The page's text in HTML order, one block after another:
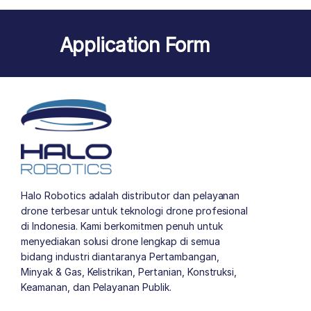
Application Form
Halo Robotics adalah distributor dan pelayanan
drone terbesar untuk teknologi drone profesional
di Indonesia. Kami berkomitmen penuh untuk
menyediakan solusi drone lengkap di semua
bidang industri diantaranya Pertambangan,
Minyak & Gas, Kelistrikan, Pertanian, Konstruksi,
Keamanan, dan Pelayanan Publik.